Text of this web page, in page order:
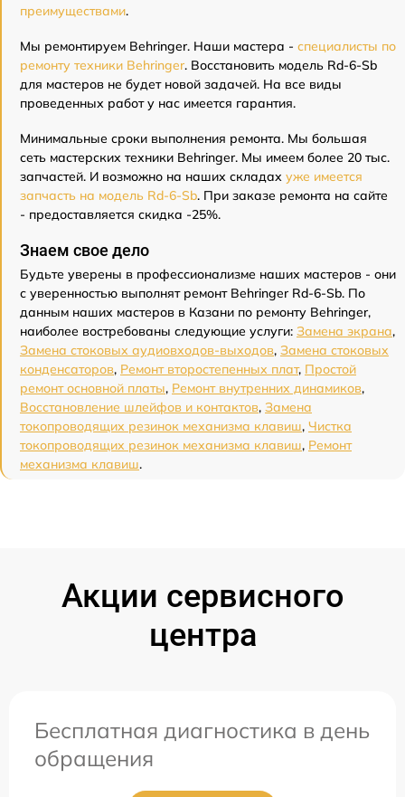
преимуществами.
Мы ремонтируем Behringer. Наши мастера - специалисты по
ремонту техники Behringer. Восстановить модель Rd-6-Sb
для мастеров не будет новой задачей. На все виды
проведенных работ у нас имеется гарантия.
Минимальные сроки выполнения ремонта. Мы большая
сеть мастерских техники Behringer. Мы имеем более 20 тыс.
запчастей. И возможно на наших складах уже имеется
запчасть на модель Rd-6-Sb. При заказе ремонта на сайте
- предоставляется скидка -25%.
Знаем свое дело
Будьте уверены в профессионализме наших мастеров - они
с уверенностью выполнят ремонт Behringer Rd-6-Sb. По
данным наших мастеров в Казани по ремонту Behringer,
наиболее востребованы следующие услуги: Замена экрана,
Замена стоковых аудиовходов-выходов, Замена стоковых
конденсаторов, Ремонт второстепенных плат, Простой
ремонт основной платы, Ремонт внутренних динамиков,
Восстановление шлейфов и контактов, Замена
токопроводящих резинок механизма клавиш, Чистка
токопроводящих резинок механизма клавиш, Ремонт
механизма клавиш.
Акции сервисного
центра
Бесплатная диагностика в день
обращения